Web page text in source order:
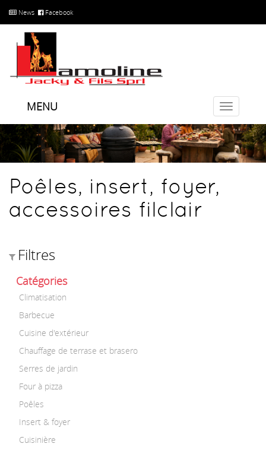
News Facebook
Toggle
MENU
Poêles, insert, foyer,
accessoires filclair
Filtres
Catégories
Climatisation
Barbecue
Cuisine d'extérieur
Chauffage de terrase et brasero
Serres de jardin
Four à pizza
Poêles
Insert & foyer
Cuisinière